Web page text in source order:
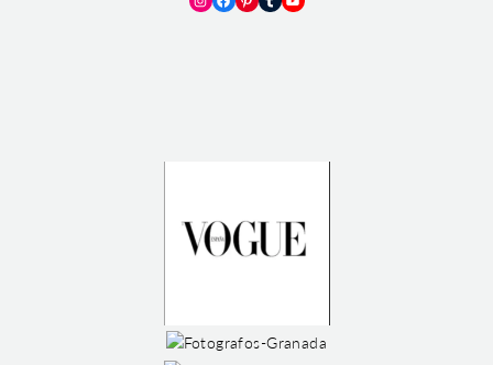
Instagram
Facebook
Pinterest
TumblrYouTube